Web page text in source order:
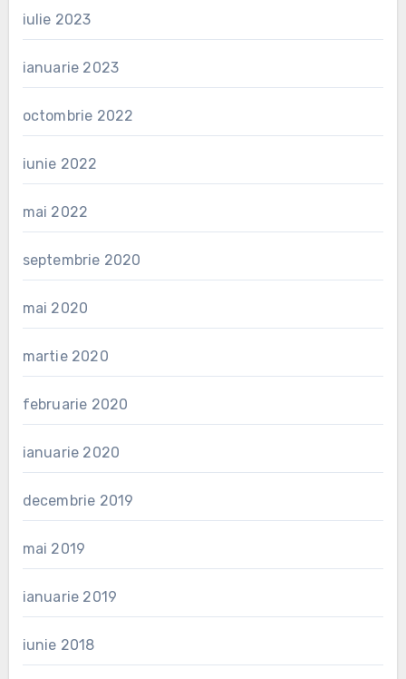
iulie 2023
ianuarie 2023
octombrie 2022
iunie 2022
mai 2022
septembrie 2020
mai 2020
martie 2020
februarie 2020
ianuarie 2020
decembrie 2019
mai 2019
ianuarie 2019
iunie 2018